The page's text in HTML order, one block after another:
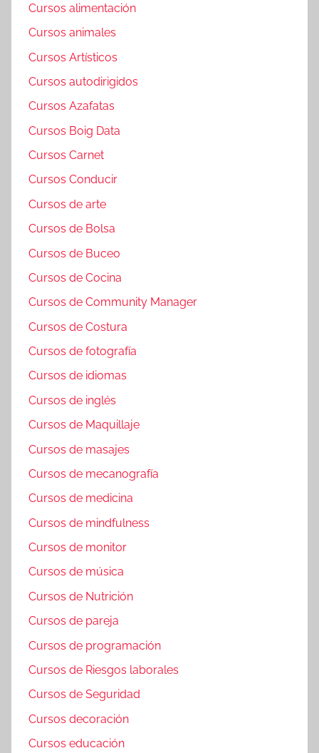
Cursos alimentación
Cursos animales
Cursos Artísticos
Cursos autodirigidos
Cursos Azafatas
Cursos Boig Data
Cursos Carnet
Cursos Conducir
Cursos de arte
Cursos de Bolsa
Cursos de Buceo
Cursos de Cocina
Cursos de Community Manager
Cursos de Costura
Cursos de fotografía
Cursos de idiomas
Cursos de inglés
Cursos de Maquillaje
Cursos de masajes
Cursos de mecanografía
Cursos de medicina
Cursos de mindfulness
Cursos de monitor
Cursos de música
Cursos de Nutrición
Cursos de pareja
Cursos de programación
Cursos de Riesgos laborales
Cursos de Seguridad
Cursos decoración
Cursos educación